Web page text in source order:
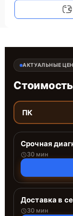
АКТУАЛЬНЫЕ
ПК
Срочная
30 мин
Доставка в
30 мин